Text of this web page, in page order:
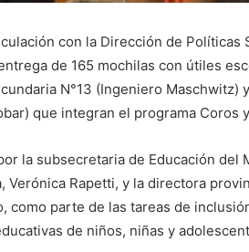
con la Dirección de Políticas
de 165 mochilas con útiles
N°13 (Ingeniero Maschwitz)
que integran el programa Coros
la subsecretaria de Educación del
Verónica Rapetti, y la directora
como parte de las tareas de
de niños, niñas y